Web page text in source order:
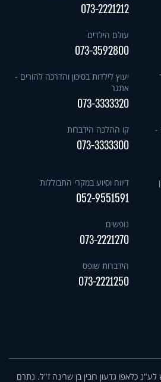
073-2221212
עולם הילדים
073-3592800
יעוץ לילדות בסיכון והדרכה להורים -
אתגר
073-3333320
-
קו ההלכה הידברות
073-3333300
דיווח וסיוע במקרי התבוללות
052-9551591
נופשים
073-2221270
הידברות שופס
073-2221250
כלאפו גדעון רובין בן שרינה ז"ל. נתרם